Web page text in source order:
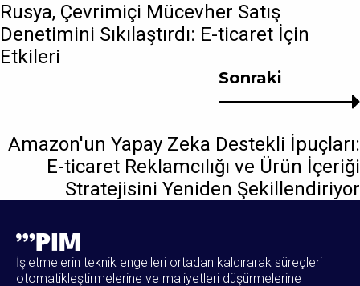
Sonraki
Amazon'un Yapay Zeka Destekli İpuçları:
E-ticaret Reklamcılığı ve Ürün İçeriği
Stratejisini Yeniden Şekillendiriyor
Rusya, Çevrimiçi Mücevher Satış
Denetimini Sıkılaştırdı: E-ticaret İçin
Etkileri
İşletmelerin teknik engelleri ortadan kaldırarak süreçleri
otomatikleştirmelerine ve maliyetleri düşürmelerine